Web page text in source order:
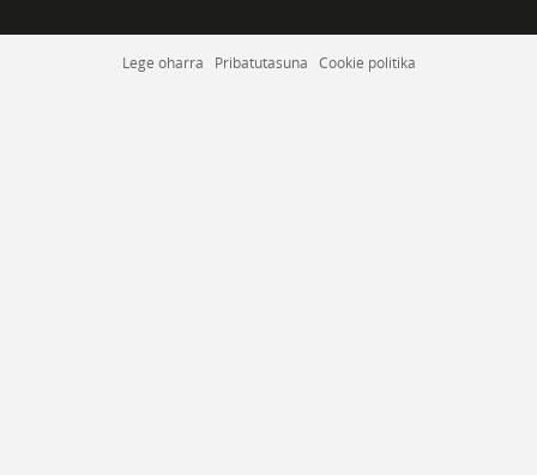
Lege oharra Pribatutasuna Cookie politika